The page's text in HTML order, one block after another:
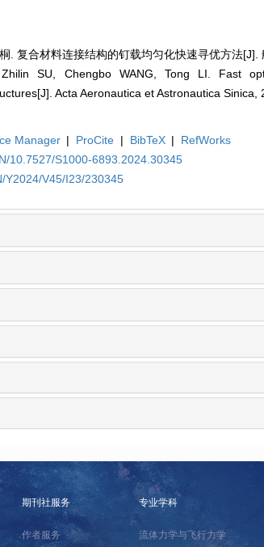
. 复合材料连接结构的钉载均匀化快速寻优方法
SU, Chengbo WANG, Tong LI. Fast
Acta Aeronautica et Astronautica Sinica,
Manager | ProCite | BibTeX |
RefWorks
10.7527/S1000-6893.2024.30345
Y2024/V45/I23/230345
期刊社服务
作者服务
专业学科
流体力学与飞行力学